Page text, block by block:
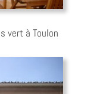
vert à Toulon